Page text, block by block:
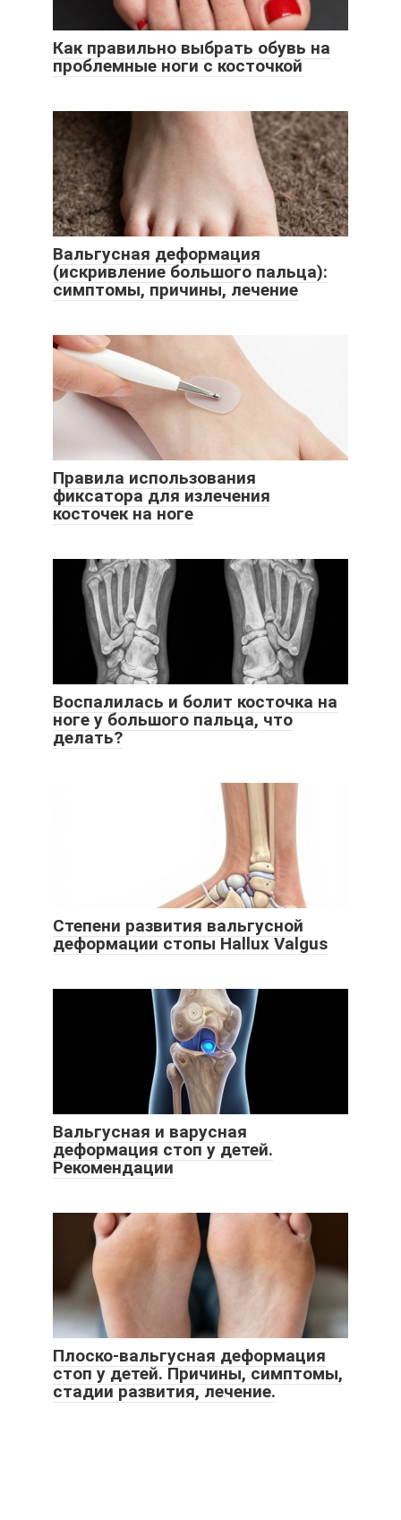
Как правильно выбрать обувь на
проблемные ноги с косточкой
Вальгусная деформация
(искривление большого пальца):
симптомы, причины, лечение
Правила использования
фиксатора для излечения
косточек на ноге
Воспалилась и болит косточка на
ноге у большого пальца, что
делать?
Степени развития вальгусной
деформации стопы Hallux Valgus
Вальгусная и варусная
деформация стоп у детей.
Рекомендации
Плоско-вальгусная деформация
стоп у детей. Причины, симптомы,
стадии развития, лечение.